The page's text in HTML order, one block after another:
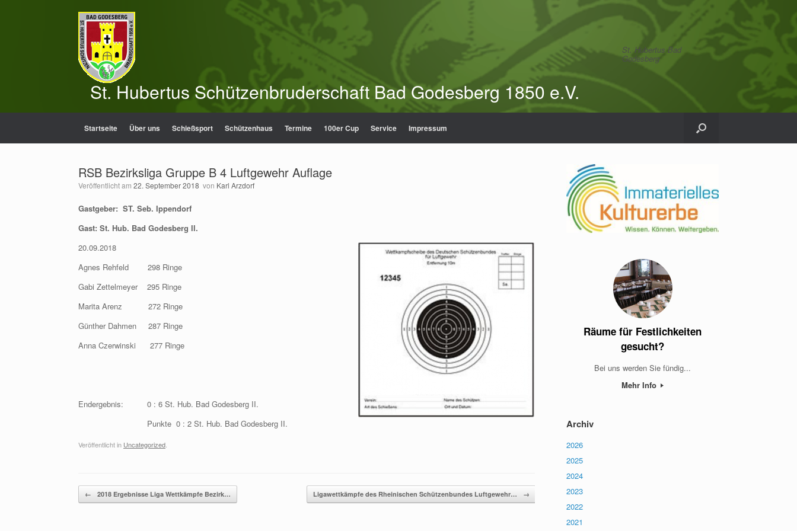
St. Hubertus Schützenbruderschaft Bad Godesberg 1850 e.V.
St. Hubertus Bad
Godesberg
Startseite Über uns Schießsport Schützenhaus Termine 100er Cup Service Impressum
RSB Bezirksliga Gruppe B 4 Luftgewehr Auflage
Veröffentlicht am 22. September 2018 von Karl Arzdorf
Gastgeber: ST. Seb. Ippendorf
Gast: St. Hub. Bad Godesberg II.
20.09.2018
Agnes Rehfeld 298 Ringe
Gabi Zettelmeyer 295 Ringe
Marita Arenz 272 Ringe
Günther Dahmen 287 Ringe
Anna Czerwinski 277 Ringe
Endergebnis: 0 : 6 St. Hub. Bad Godesberg II.
Punkte 0 : 2 St. Hub. Bad Godesberg II.
Veröffentlicht in Uncategorized
Beitragsnavigation
← 2018 Ergebnisse Liga Wettkämpfe Bezirk… Ligawettkämpfe des Rheinischen Schützenbundes Luftgewehr… →
Räume für Festlichkeiten
gesucht?
Bei uns werden Sie fündig...
Mehr Info
Archiv
2026
2025
2024
2023
2022
2021